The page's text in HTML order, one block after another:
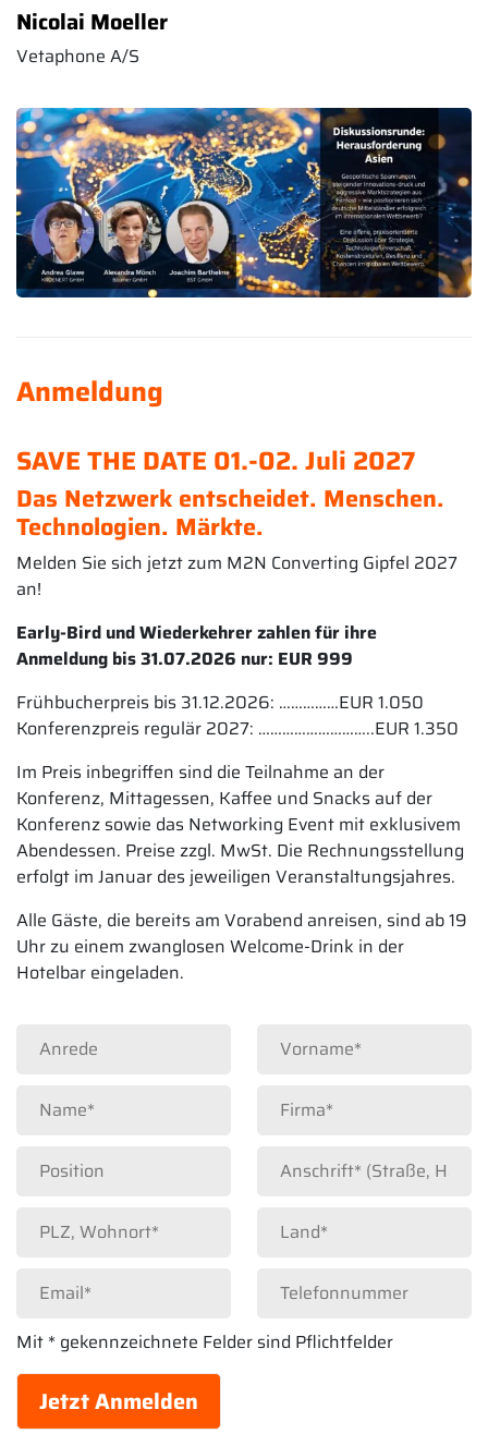
Nicolai Moeller
Vetaphone A/S
Anmeldung
SAVE THE DATE 01.-02. Juli 2027
Das Netzwerk entscheidet. Menschen.
Technologien. Märkte.
Melden Sie sich jetzt zum M2N Converting Gipfel 2027
an!
Early-Bird und Wiederkehrer zahlen für ihre
Anmeldung bis 31.07.2026 nur: EUR 999
Frühbucherpreis bis 31.12.2026: ……………EUR 1.050
Konferenzpreis regulär 2027: ………………………..EUR 1.350
Im Preis inbegriffen sind die Teilnahme an der
Konferenz, Mittagessen, Kaffee und Snacks auf der
Konferenz sowie das Networking Event mit exklusivem
Abendessen. Preise zzgl. MwSt. Die Rechnungsstellung
erfolgt im Januar des jeweiligen Veranstaltungsjahres.
Alle Gäste, die bereits am Vorabend anreisen, sind ab 19
Uhr zu einem zwanglosen Welcome-Drink in der
Hotelbar eingeladen.
Mit * gekennzeichnete Felder sind Pflichtfelder